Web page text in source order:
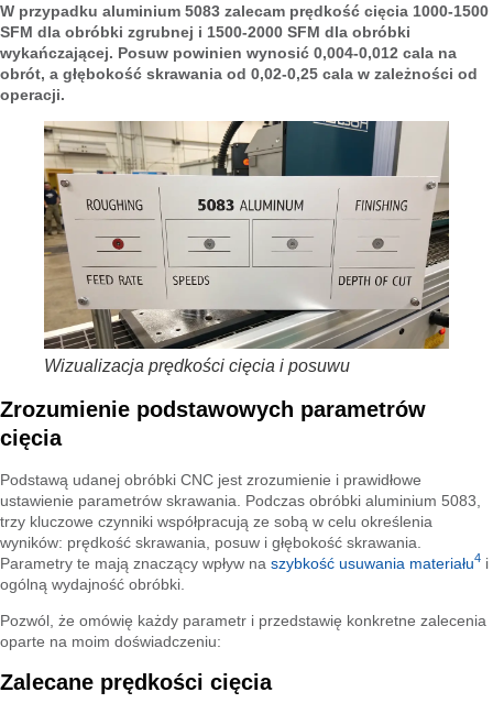
W przypadku aluminium 5083 zalecam prędkość cięcia 1000-1500
SFM dla obróbki zgrubnej i 1500-2000 SFM dla obróbki
wykańczającej. Posuw powinien wynosić 0,004-0,012 cala na
obrót, a głębokość skrawania od 0,02-0,25 cala w zależności od
operacji.
Wizualizacja prędkości cięcia i posuwu
Zrozumienie podstawowych parametrów
cięcia
Podstawą udanej obróbki CNC jest zrozumienie i prawidłowe
ustawienie parametrów skrawania. Podczas obróbki aluminium 5083,
trzy kluczowe czynniki współpracują ze sobą w celu określenia
wyników: prędkość skrawania, posuw i głębokość skrawania.
Parametry te mają znaczący wpływ na szybkość usuwania materiału4 i
ogólną wydajność obróbki.
Pozwól, że omówię każdy parametr i przedstawię konkretne zalecenia
oparte na moim doświadczeniu:
Zalecane prędkości cięcia